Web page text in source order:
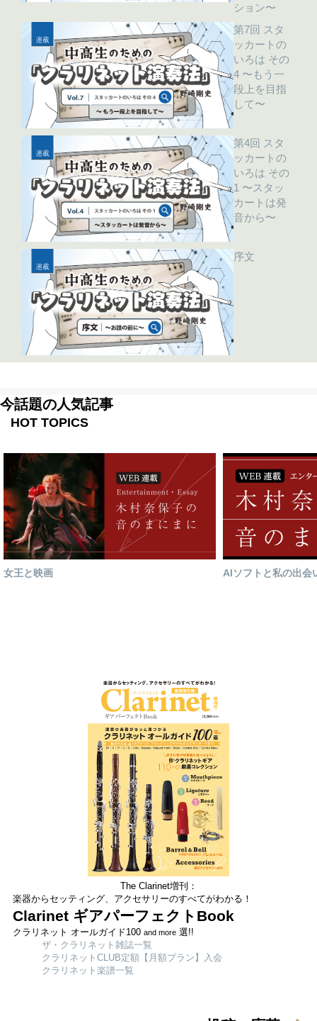
ション〜
第7回 スタ
ッカートの
いろは その
4 〜もう一
段上を目指
して〜
第4回 スタ
ッカートの
いろは その
1 〜スタッ
カートは発
音から〜
序文
今話題の人気記事
HOT TOPICS
女王と映画 AIソフトと私の出会
The Clarinet増刊：
楽器からセッティング、アクセサリーのすべてがわかる！
Clarinet ギアパーフェクトBook
クラリネット オールガイド100 and more選!!
ザ・クラリネット雑誌一覧
クラリネットCLUB定額【月額プラン】入会
クラリネット楽譜一覧